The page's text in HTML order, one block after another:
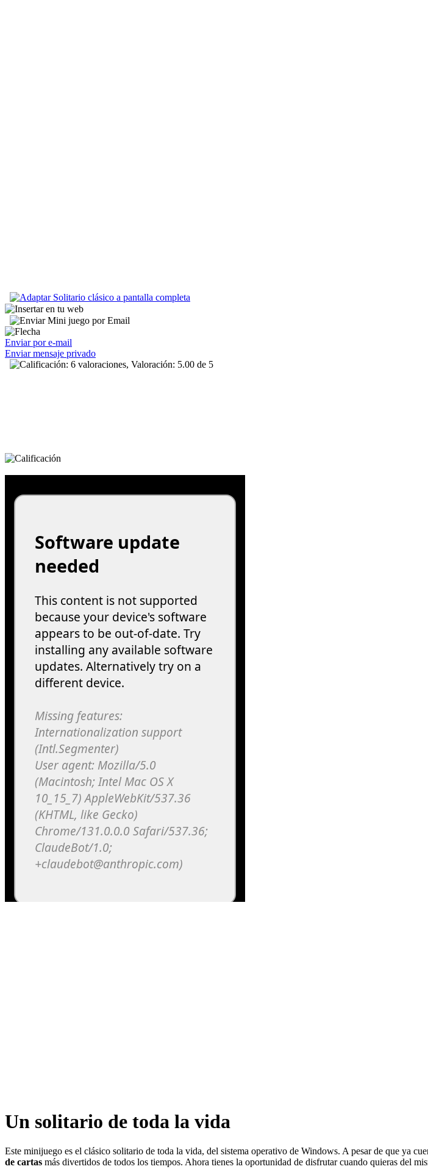
Enviar por e-mail
Enviar mensaje privado
Un solitario de toda la vida
Este minijuego es el clásico solitario de toda la vida, del sistema operativo de Windows. A pesar de que ya
de cartas más divertidos de todos los tiempos. Ahora tienes la oportunidad de disfrutar cuando quieras del